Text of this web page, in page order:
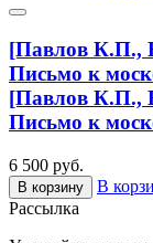
[Павлов К.П.,
Письмо к
[Павлов К.П.,
Письмо к
6 500 руб.
В корзину
В
Рассылка